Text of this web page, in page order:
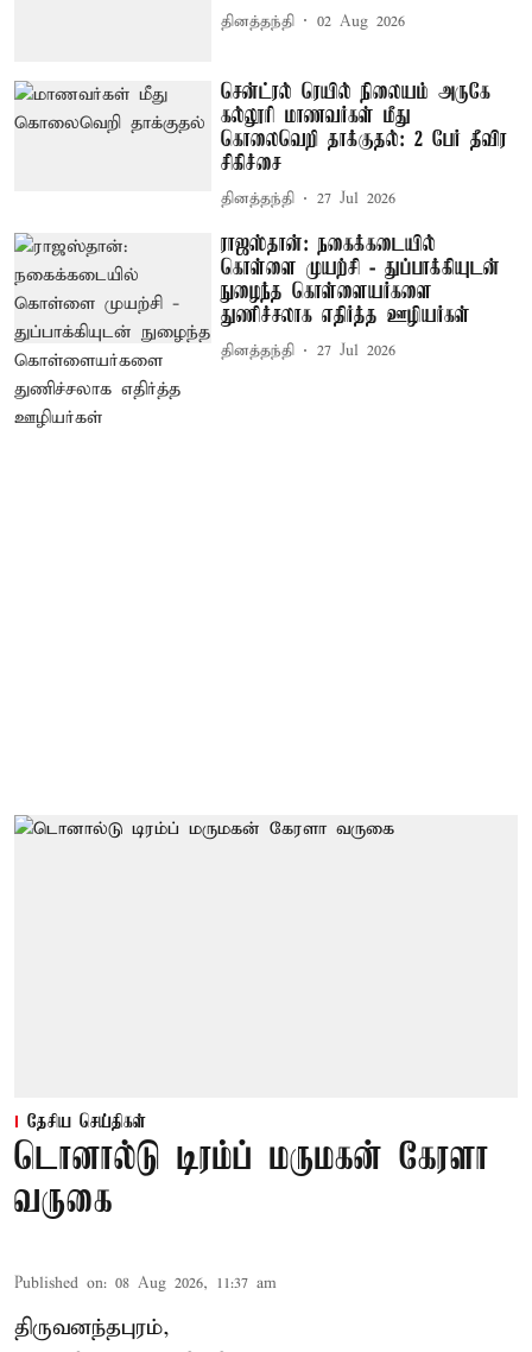
தினத்தந்தி 02 Aug 2026
சென்ட்ரல் ரெயில் நிலையம் அருகே
கல்லூரி மாணவர்கள் மீது
கொலைவெறி தாக்குதல்: 2 பேர் தீவிர
சிகிச்சை
தினத்தந்தி 27 Jul 2026
ராஜஸ்தான்: நகைக்கடையில்
கொள்ளை முயற்சி - துப்பாக்கியுடன்
நுழைந்த கொள்ளையர்களை
துணிச்சலாக எதிர்த்த ஊழியர்கள்
தினத்தந்தி 27 Jul 2026
தேசிய செய்திகள்
டொனால்டு டிரம்ப் மருமகன் கேரளா
வருகை
Published on: 08 Aug 2026, 11:37 am
திருவனந்தபுரம்,